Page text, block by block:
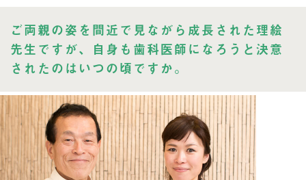
ご両親の姿を間近で見ながら成長された理絵
先生ですが、自身も歯科医師になろうと決意
されたのはいつの頃ですか。